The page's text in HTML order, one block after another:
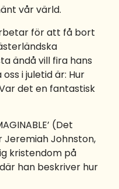
vår värld.
för att få bort
ändå vill fira hans
i juletid är: Hur
det en fantastisk
(Det
Johnston,
kristendom på
han beskriver hur